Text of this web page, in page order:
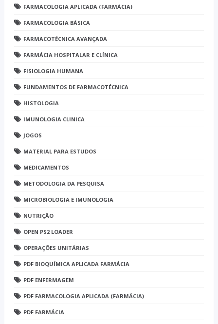
FARMACOLOGIA APLICADA (FARMÁCIA)
FARMACOLOGIA BÁSICA
FARMACOTÉCNICA AVANÇADA
FARMÁCIA HOSPITALAR E CLÍNICA
FISIOLOGIA HUMANA
FUNDAMENTOS DE FARMACOTÉCNICA
HISTOLOGIA
IMUNOLOGIA CLINICA
JOGOS
MATERIAL PARA ESTUDOS
MEDICAMENTOS
METODOLOGIA DA PESQUISA
MICROBIOLOGIA E IMUNOLOGIA
NUTRIÇÃO
OPEN PS2 LOADER
OPERAÇÕES UNITÁRIAS
PDF BIOQUÍMICA APLICADA FARMÁCIA
PDF ENFERMAGEM
PDF FARMACOLOGIA APLICADA (FARMÁCIA)
PDF FARMÁCIA